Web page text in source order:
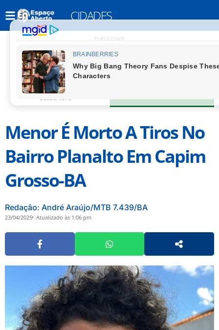
CIDADES
PUBLICIDADE
Menor É Morto A Tiros No
Bairro Planalto Em Capim
Grosso-BA
Redação: André Araújo/MTB 7.439/BA
23/04/2025 Atualizado às 1:06 pm